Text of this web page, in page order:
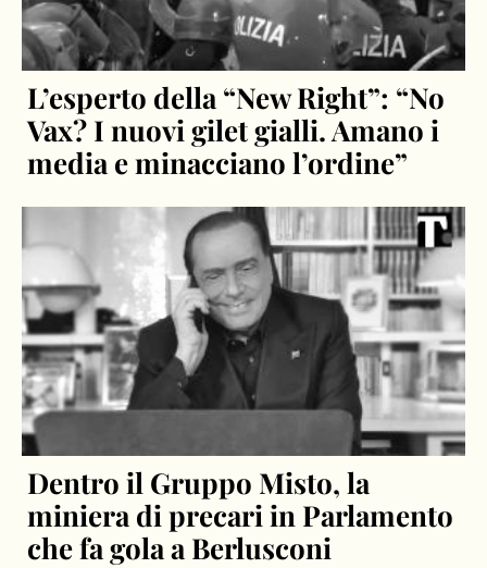
L’esperto della “New Right”: “No
Vax? I nuovi gilet gialli. Amano i
media e minacciano l’ordine”
Dentro il Gruppo Misto, la
miniera di precari in Parlamento
che fa gola a Berlusconi